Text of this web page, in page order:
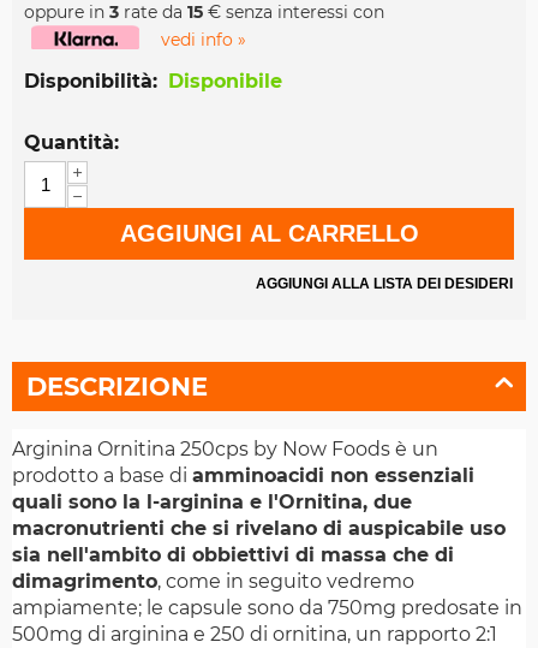
oppure in 3 rate da 15 € senza interessi con
vedi info »
Disponibilità: Disponibile
Quantità:
+
−
AGGIUNGI AL CARRELLO
AGGIUNGI ALLA LISTA DEI DESIDERI
DESCRIZIONE
Arginina Ornitina 250cps by Now Foods è un
prodotto a base di amminoacidi non essenziali
quali sono la l-arginina e l'Ornitina, due
macronutrienti che si rivelano di auspicabile uso
sia nell'ambito di obbiettivi di massa che di
dimagrimento, come in seguito vedremo
ampiamente; le capsule sono da 750mg predosate in
500mg di arginina e 250 di ornitina, un rapporto 2:1